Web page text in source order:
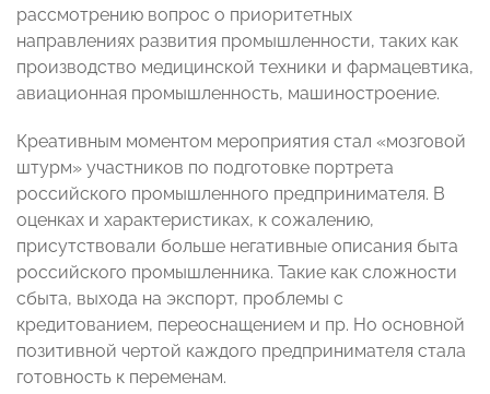
рассмотрению вопрос о приоритетных
направлениях развития промышленности, таких как
производство медицинской техники и фармацевтика,
авиационная промышленность, машиностроение.
Креативным моментом мероприятия стал «мозговой
штурм» участников по подготовке портрета
российского промышленного предпринимателя. В
оценках и характеристиках, к сожалению,
присутствовали больше негативные описания быта
российского промышленника. Такие как сложности
сбыта, выхода на экспорт, проблемы с
кредитованием, переоснащением и пр. Но основной
позитивной чертой каждого предпринимателя стала
готовность к переменам.